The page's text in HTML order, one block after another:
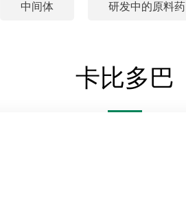
中间体 研发中的原料药
卡比多巴